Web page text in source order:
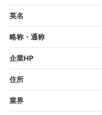
英名
略称・通称
企業HP
住所
業界